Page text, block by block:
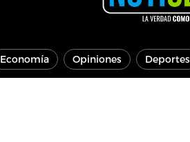
Economía Opiniones Deportes